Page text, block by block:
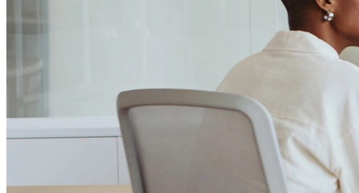
Canal de Ética
Código Corporativo de Conduta Ética
Compromisso com o Meio Ambiente
Educação Financeira
Ouvidoria
Política de Prevenção à Lavagem de Dinheiro
Política de Privacidade